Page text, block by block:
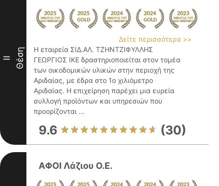
II Θέση
Δείτε περισσότερα >>
Η εταιρεία ΣΙΔ.ΑΛ. ΤΖΗΝΤΖΙΦΥΛΛΗΣ
ΓΕΩΡΓΙΟΣ ΙΚΕ δραστηριοποιείται στον τομέα
των οικοδομικών υλικών στην περιοχή της
Αριδαίας, με έδρα στο 1ο χιλιόμετρο
Αριδαίας. Η επιχείρηση παρέχει μια ευρεία
συλλογή προϊόντων και υπηρεσιών που
προορίζονται ...
9.6 (30)
ΑΦΟΙ Λάζιου Ο.Ε.